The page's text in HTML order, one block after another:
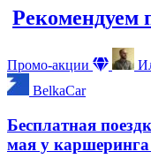
Рекомендуем
Промо-акции
BelkaCar
Бесплатная
мая у